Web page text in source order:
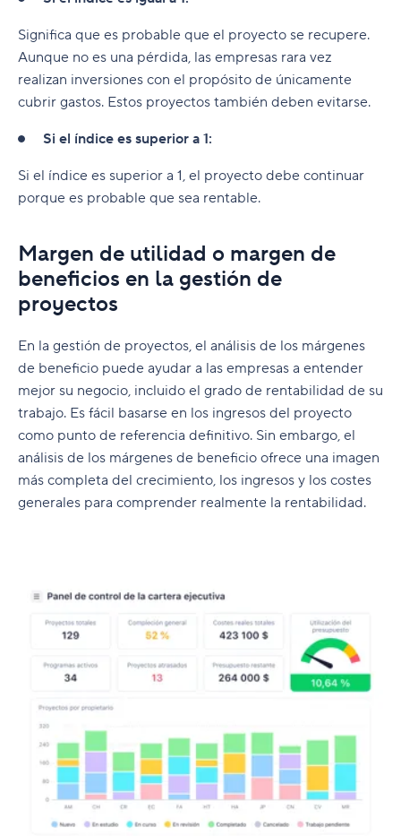
Significa que es probable que el proyecto se recupere.
Aunque no es una pérdida, las empresas rara vez
realizan inversiones con el propósito de únicamente
cubrir gastos. Estos proyectos también deben evitarse.
Si el índice es superior a 1:
Si el índice es superior a 1, el proyecto debe continuar
porque es probable que sea rentable.
Margen de utilidad o margen de
beneficios en la gestión de
proyectos
En la gestión de proyectos, el análisis de los márgenes
de beneficio puede ayudar a las empresas a entender
mejor su negocio, incluido el grado de rentabilidad de su
trabajo. Es fácil basarse en los ingresos del proyecto
como punto de referencia definitivo. Sin embargo, el
análisis de los márgenes de beneficio ofrece una imagen
más completa del crecimiento, los ingresos y los costes
generales para comprender realmente la rentabilidad.